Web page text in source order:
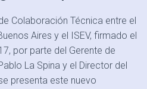
A
C
N
Colaboración Técnica entre el
Aires y el ISEV, firmado el
por parte del Gerente de
La Spina y el Director del
presenta este nuevo